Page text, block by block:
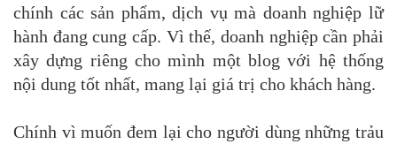
chính các sản phẩm, dịch vụ mà doanh nghiệp lữ
hành đang cung cấp. Vì thế, doanh nghiệp cần phải
xây dựng riêng cho mình một blog với hệ thống
nội dung tốt nhất, mang lại giá trị cho khách hàng.
Chính vì muốn đem lại cho người dùng những trảu